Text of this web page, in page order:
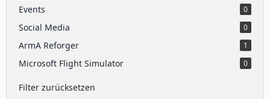
Events 0
Social Media 0
ArmA Reforger 1
Microsoft Flight Simulator 0
Filter zurücksetzen